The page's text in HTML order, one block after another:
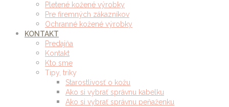
Pletené kožené výrobky
Pre firemných zákazníkov
Ochranné kožené výrobky
KONTAKT
Predajňa
Kontakt
Kto sme
Tipy, triky
Starostlivosť o kožu
Ako si vybrať správnu kabelku
Ako si vybrať správnu peňaženku